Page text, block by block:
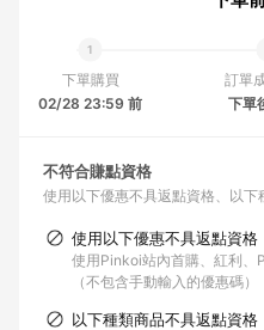
下單購買
02/28 23:59 前
訂單
下單
不符合賺點資格
使用以下優惠不具返點資格 以下
使用以下優惠不具返點資格
使用Pinkoi站內首購、紅利、
（不包含手動輸入的優惠碼）
以下種類商品不具返點資格